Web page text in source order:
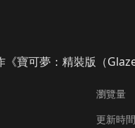
寶可夢：精裝版（
瀏覽量
更新時間